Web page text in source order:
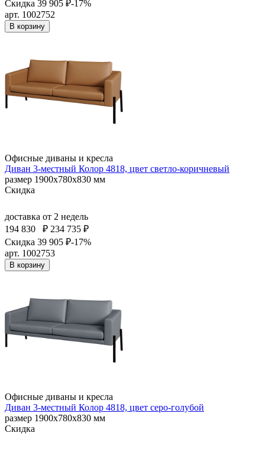
Скидка 39 905 ₽-17%
арт. 1002752
В корзину
Офисные диваны и кресла
Диван 3-местный Колор 4818, цвет светло-коричневый
размер 1900х780х830 мм
Скидка
доставка от 2 недель
194 830
₽ 234 735 ₽
Скидка 39 905 ₽-17%
арт. 1002753
В корзину
Офисные диваны и кресла
Диван 3-местный Колор 4818, цвет серо-голубой
размер 1900х780х830 мм
Скидка